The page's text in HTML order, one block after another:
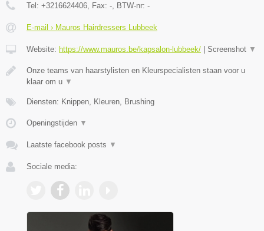
Tel: +3216624406 , Fax: - , BTW-nr: -
E-mail › Mauros Hairdressers Lubbeek
Website: https://www.mauros.be/kapsalon-lubbeek/ | Screenshot ▼
Onze teams van haarstylisten en Kleurspecialisten staan voor u
klaar om u ▼
Diensten: Knippen, Kleuren, Brushing
Openingstijden ▼
Laatste facebook posts ▼
Sociale media: